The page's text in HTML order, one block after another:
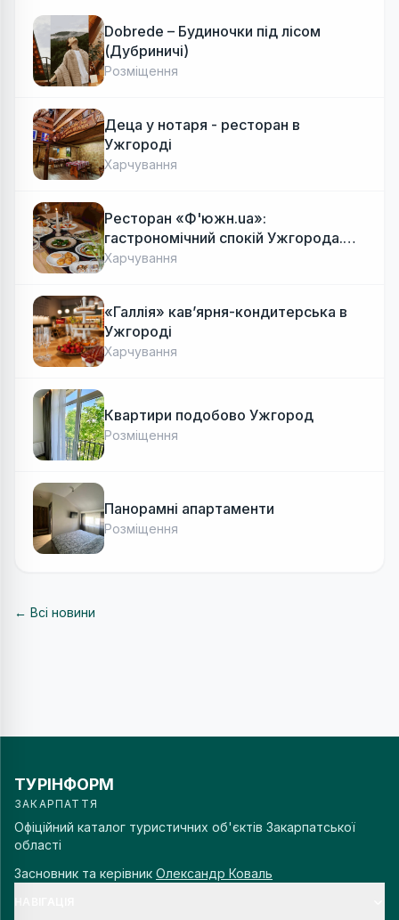
Dobrede – Будиночки під лісом
(Дубриничі)
Розміщення
Деца у нотаря - ресторан в
Ужгороді
Харчування
Ресторан «Ф'южн.ua»:
гастрономічний спокій Ужгорода.
Авторська локальна кухня, затишок
Харчування
«Галлія» кав’ярня-кондитерська в
Ужгороді
Харчування
Квартири подобово Ужгород
Розміщення
Панорамні апартаменти
Розміщення
← Всі новини
ТУРІНФОРМ
ЗАКАРПАТТЯ
Офіційний каталог туристичних об'єктів Закарпатської
області
Засновник та керівник Олександр Коваль